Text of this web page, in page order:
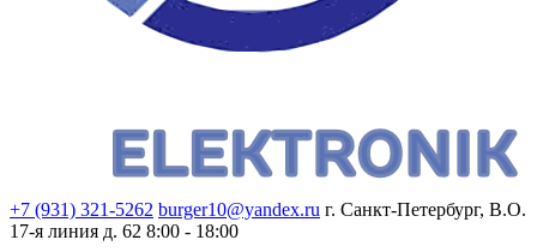
+7 (931) 321-5262 burger10@yandex.ru г. Санкт-Петербург, В.О.
17-я линия д. 62 8:00 - 18:00